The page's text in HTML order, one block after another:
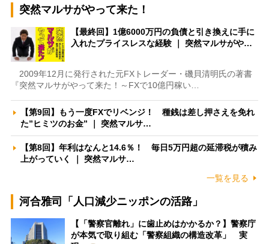
突然マルサがやって来た！
【最終回】1億6000万円の負債と引き換えに手に
入れたプライスレスな経験 ｜ 突然マルサがや…
2009年12月に発行された元FXトレーダー・磯貝清明氏の著書
『突然マルサがやって来た！～FXで10億円稼い…
【第9回】もう一度FXでリベンジ！ 種銭は差し押さえを免れ
た”ヒミツのお金” ｜ 突然マルサ…
【第8回】年利はなんと14.6％！ 毎日5万円超の延滞税が積み
上がっていく ｜ 突然マルサ…
一覧を見る
河合雅司「人口減少ニッポンの活路」
【「警察官離れ」に歯止めはかかるか？】警察庁
が本気で取り組む「警察組織の構造改革」 実